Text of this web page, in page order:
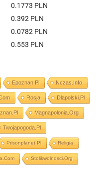
0.1773 PLN
0.392 PLN
0.0782 PLN
0.553 PLN
Epoznan.pl Nczas.info
Rosja Dlapolski.pl
Magnapolonia.org
Twojapogoda.pl
Prisonplanet.pl Religia
Stolikwolnosci.org